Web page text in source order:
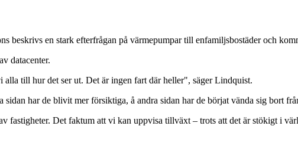
beskrivs en stark efterfrågan på värmepumpar till enfamiljsbostäder och
datacenter.
till hur det ser ut. Det är ingen fart där heller", säger Lindquist.
har de blivit mer försiktiga, å andra sidan har de börjat vända sig bort
fastigheter. Det faktum att vi kan uppvisa tillväxt – trots att det är stökigt i